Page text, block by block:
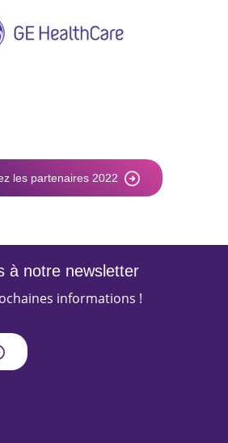
les partenaires 2022
à notre newsletter
informations !